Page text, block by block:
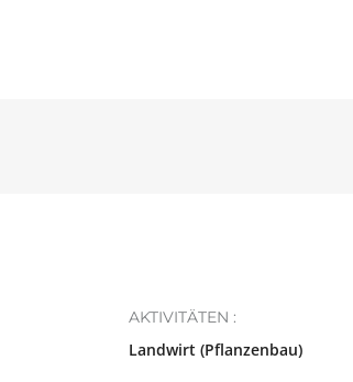
AKTIVITÄTEN :
Landwirt (Pflanzenbau)